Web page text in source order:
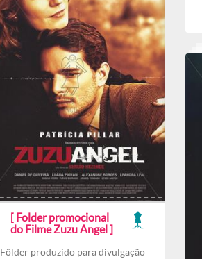
[ Folder promocional
do Filme Zuzu Angel ]
Fôlder produzido para divulgação